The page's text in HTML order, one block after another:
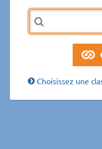
Choisissez une